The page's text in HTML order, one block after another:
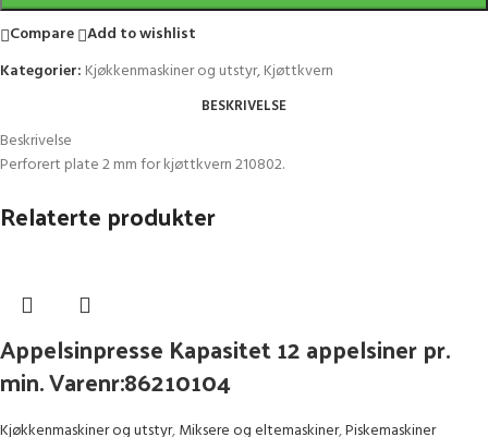
Compare Add to wishlist
Kategorier: Kjøkkenmaskiner og utstyr,Kjøttkvern
BESKRIVELSE
Beskrivelse
Perforert plate 2 mm for kjøttkvern 210802.
Relaterte produkter
Appelsinpresse Kapasitet 12 appelsiner pr.
min. Varenr:86210104
Kjøkkenmaskiner og utstyr,Miksere og eltemaskiner,Piskemaskiner